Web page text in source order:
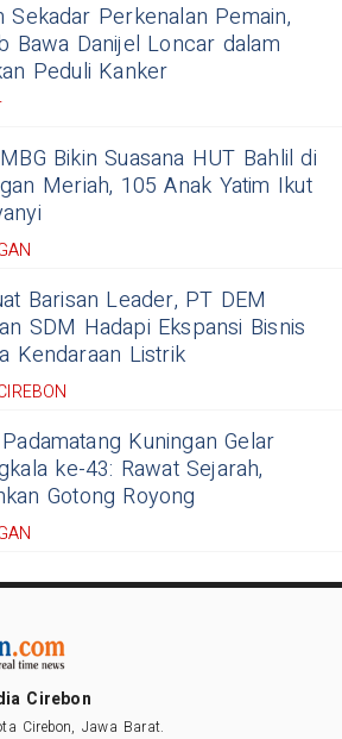
Sekadar Perkenalan Pemain,
Bawa Danijel Loncar dalam
Peduli Kanker
Bikin Suasana HUT Bahlil di
Meriah, 105 Anak Yatim Ikut
Barisan Leader, PT DEM
SDM Hadapi Ekspansi Bisnis
Kendaraan Listrik
Kuningan Gelar
ke-43: Rawat Sejarah,
Gotong Royong
Cirebon
Cirebon, Jawa Barat.